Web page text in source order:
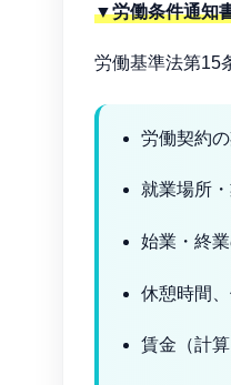
▼労働条件通知
労働基準法第15
労働契約
就業場所
始業・終
休憩時間
賃金（計